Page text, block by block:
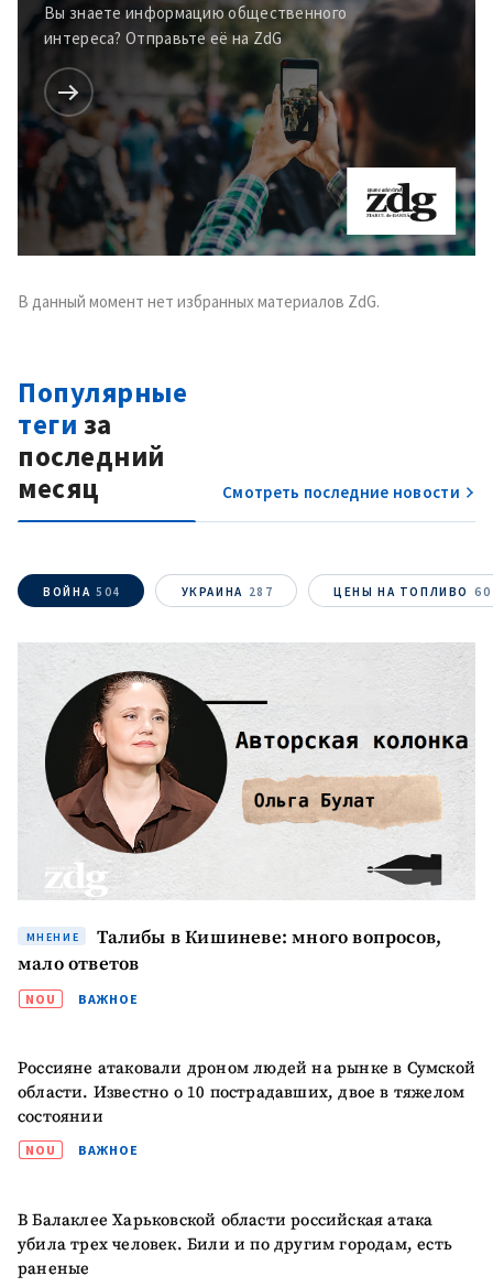
Отправить
информацию
О ZDG
in English
Вы знаете информацию общественного
интереса? Отправьте её на ZdG
В данный момент нет избранных материалов ZdG.
Популярные
теги за
последний
месяц
Смотреть последние новости
ВОЙНА 504 УКРАИНА 287 ЦЕНЫ НА ТОПЛИВО 60
МНЕНИЕ
Талибы в Кишиневе: много вопросов,
мало ответов
NOU ВАЖНОЕ
Россияне атаковали дроном людей на рынке в Сумской
области. Известно о 10 пострадавших, двое в тяжелом
состоянии
NOU ВАЖНОЕ
В Балаклее Харьковской области российская атака
убила трех человек. Били и по другим городам, есть
раненые
Заголовок новости
+ Добавить
заголовок